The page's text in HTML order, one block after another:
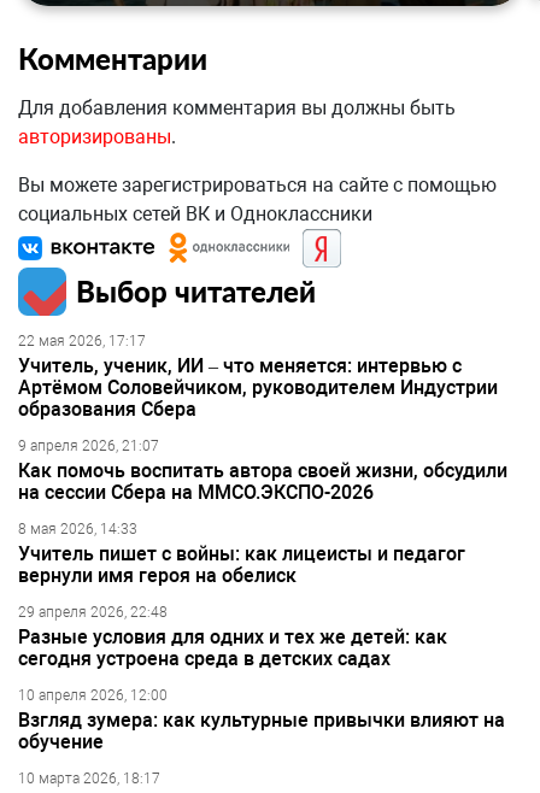
Комментарии
Для добавления комментария вы должны быть
авторизированы.
Вы можете зарегистрироваться на сайте с помощью
социальных сетей ВК и Одноклассники
Выбор читателей
22 мая 2026, 17:17
Учитель, ученик, ИИ – что меняется: интервью с
Артёмом Соловейчиком, руководителем Индустрии
образования Сбера
9 апреля 2026, 21:07
Как помочь воспитать автора своей жизни, обсудили
на сессии Сбера на ММСО.ЭКСПО-2026
8 мая 2026, 14:33
Учитель пишет с войны: как лицеисты и педагог
вернули имя героя на обелиск
29 апреля 2026, 22:48
Разные условия для одних и тех же детей: как
сегодня устроена среда в детских садах
10 апреля 2026, 12:00
Взгляд зумера: как культурные привычки влияют на
обучение
10 марта 2026, 18:17